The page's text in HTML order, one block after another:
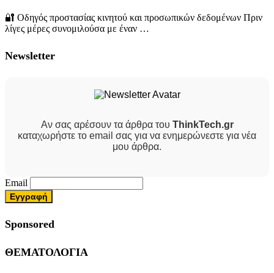
🔐 Οδηγός προστασίας κινητού και προσωπικών δεδομένων Πριν
λίγες μέρες συνομιλούσα με έναν …
Newsletter
Αν σας αρέσουν τα άρθρα του ThinkTech.gr
καταχωρήστε το email σας για να ενημερώνεστε για νέα
μου άρθρα.
Email
Sponsored
ΘΕΜΑΤΟΛΟΓΙΑ